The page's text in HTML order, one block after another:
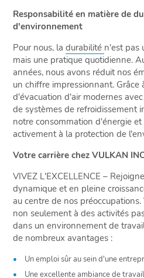
Responsabilité en matière de
d'environnement
Pour nous, ladurabilité n'est pas
mais une pratique quotidienne.
années, nous avons réduit nos
un chiffre impressionnant. Grâce
d'évacuation d'air modernes
de systèmes de refroidissement
notre consommation d'énergie
activement à la protection de
Votre carrière chez VULKAN
VIVEZ L'EXCELLENCE –
dynamique et en pleine
au centre de nos
non seulement à des activités
dans un environnement de
de nombreux avantages :
Un emploi sûr au sein d'une
Une excellente ambiance de